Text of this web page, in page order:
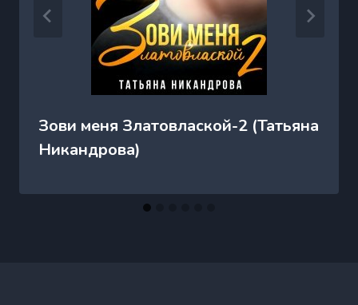
Зови меня Златовлаской-2 (Татьяна
Никандрова)